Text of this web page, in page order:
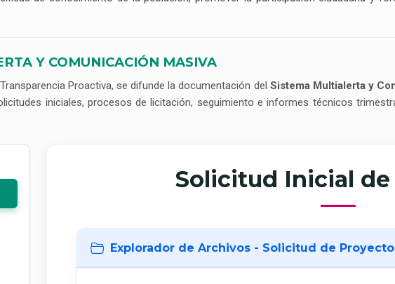
Y COMUNICACIÓN MASIVA
Proactiva, se difunde la documentación del Sistema Multialerta y
iniciales, procesos de licitación, seguimiento e informes técnicos
Solicitud Inicial
Explorador de Archivos - Solicitud de Proyecto